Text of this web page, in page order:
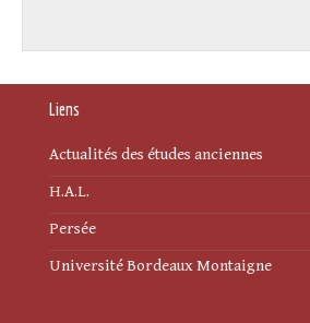
Liens
Actualités des études anciennes
H.A.L.
Persée
Université Bordeaux Montaigne